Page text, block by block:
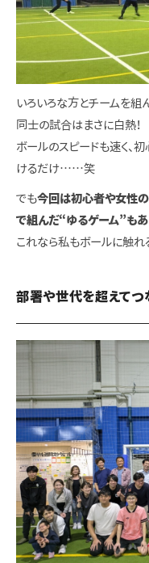
いろいろな方とチームを組
同士の試合はまさに白熱！
ボールのスピードも速く、
けるだけ……笑
でも今回は初心者や女性
で組んだ“ゆるゲーム”もあ
これなら私もボールに触れ
部署や世代を超えてつ